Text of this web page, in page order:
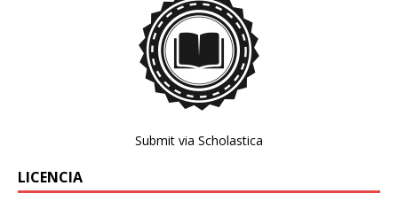
Submit via Scholastica
LICENCIA